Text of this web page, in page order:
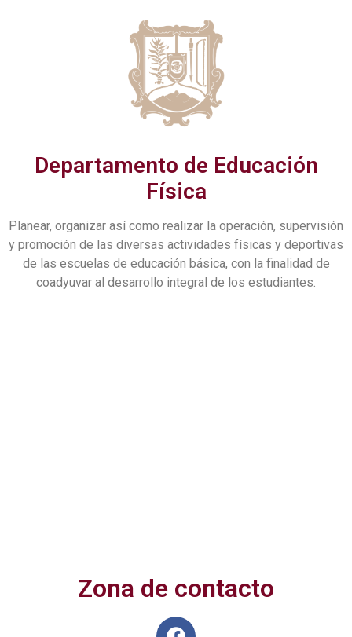
Departamento de Educación
Física
Planear, organizar así como realizar la operación, supervisión
y promoción de las diversas actividades físicas y deportivas
de las escuelas de educación básica, con la finalidad de
coadyuvar al desarrollo integral de los estudiantes.
Zona de contacto